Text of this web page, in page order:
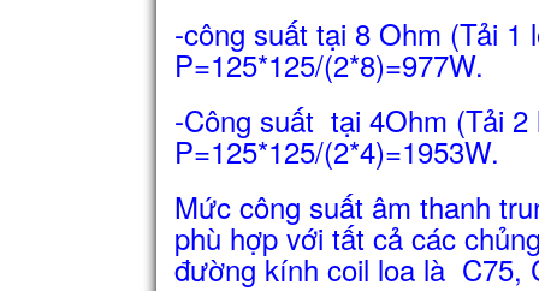
-công suất tại 8 Ohm (Tải 1
P=125*125/(2*8)=977W.
-Công suất tại 4Ohm (Tải
P=125*125/(2*4)=1953W.
Mức công suất âm thanh
phù hợp với tất cả các
đường kính coil loa là C75,